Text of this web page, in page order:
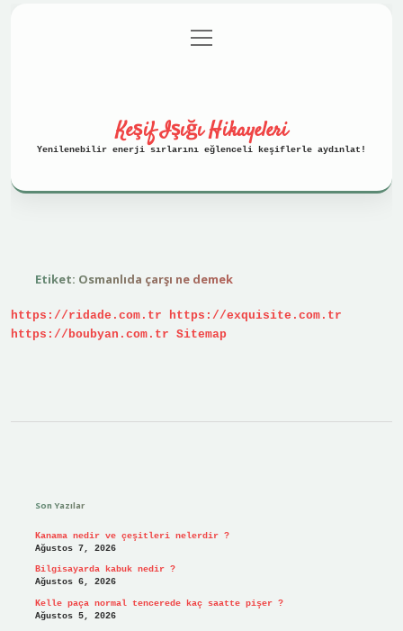
Gizlilik Politikası
menüyü
aç
Keşif Işığı Hikayeleri
Yenilenebilir enerji sırlarını eğlenceli keşiflerle aydınlat!
Etiket: Osmanlıda çarşı ne demek
https://ridade.com.tr
https://exquisite.com.tr
https://boubyan.com.tr Sitemap
Son Yazılar
Kanama nedir ve çeşitleri nelerdir ?
Ağustos 7, 2026
Bilgisayarda kabuk nedir ?
Ağustos 6, 2026
Kelle paça normal tencerede kaç saatte pişer ?
Ağustos 5, 2026